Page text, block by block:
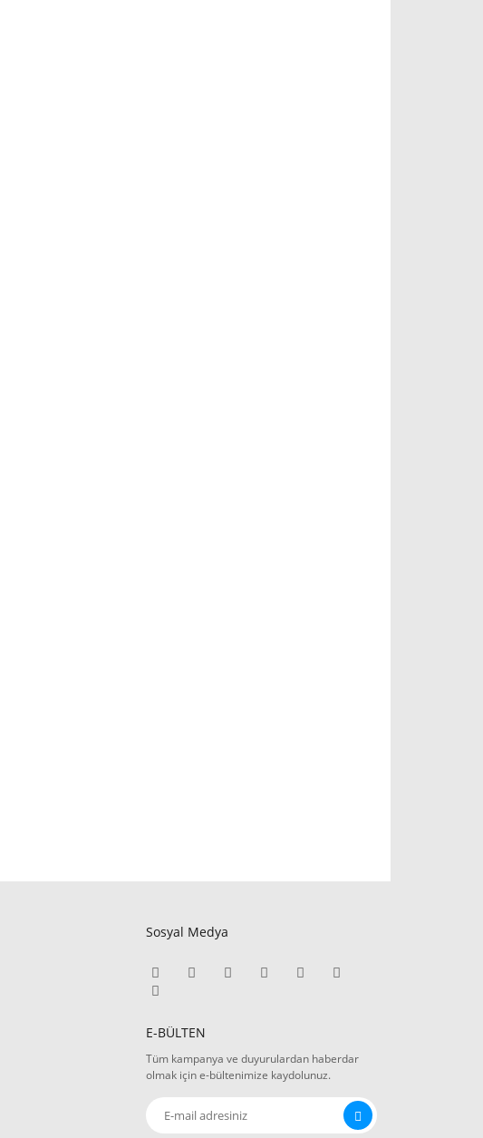
Sosyal Medya
E-BÜLTEN
Tüm kampanya ve duyurulardan haberdar
olmak için e-bültenimize kaydolunuz.